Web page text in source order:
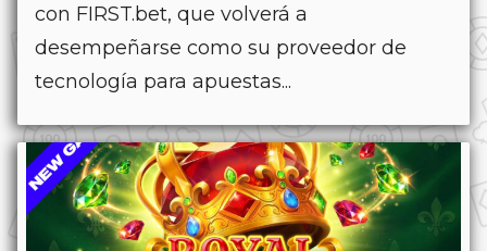
con FIRST.bet, que volverá a
desempeñarse como su proveedor de
tecnología para apuestas...